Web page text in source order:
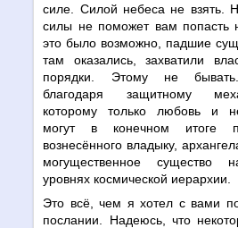
силе. Силой небеса не взять.
силы не поможет вам попасть
это было возможно, падшие
там оказались, захватили
порядки. Этому не
благодаря защитному
которому только любовь и
могут в конечном итоге
вознесённого владыку,
могущественное существо
уровнях космической иерархии.
Это всё, чем я хотел с вами
послании. Надеюсь, что